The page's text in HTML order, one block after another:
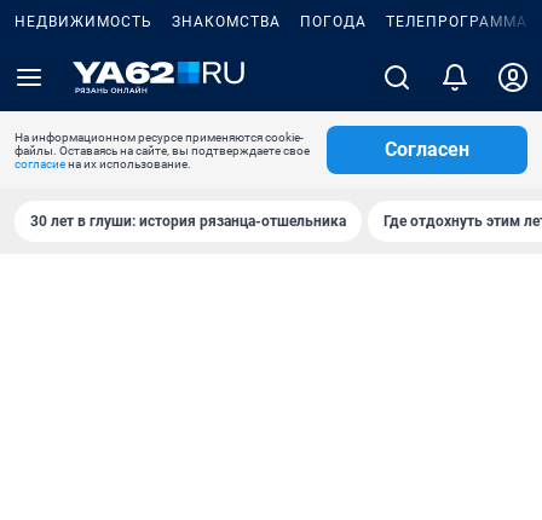
НЕДВИЖИМОСТЬ ЗНАКОМСТВА ПОГОДА ТЕЛЕПРОГРАММА
На информационном ресурсе применяются cookie-
файлы. Оставаясь на сайте, вы подтверждаете свое
согласиена их использование.
Согласен
30 лет в глуши: история рязанца-отшельника Где отдохнуть этим